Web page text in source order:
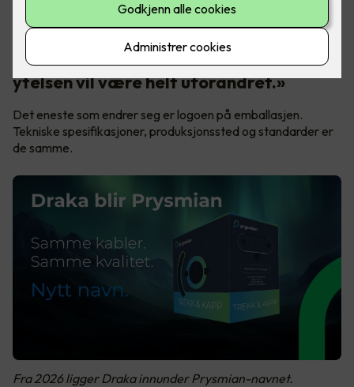
«Bare navnet forandres, produktene er
de samme: Kvaliteten, funksjonene og
ytelsen vil være helt uforandret.»
Det eneste som endrer seg er logoen på emballasjen.
Tekniske spesifikasjoner, produksjonssted og standarder er
de samme.
Fra 2026 ligger Draka innunder Prysmian-navnet.